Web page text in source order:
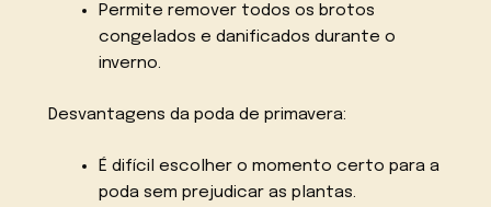
Permite remover todos os brotos
congelados e danificados durante o
inverno.
Desvantagens da poda de primavera:
É difícil escolher o momento certo para a
poda sem prejudicar as plantas.